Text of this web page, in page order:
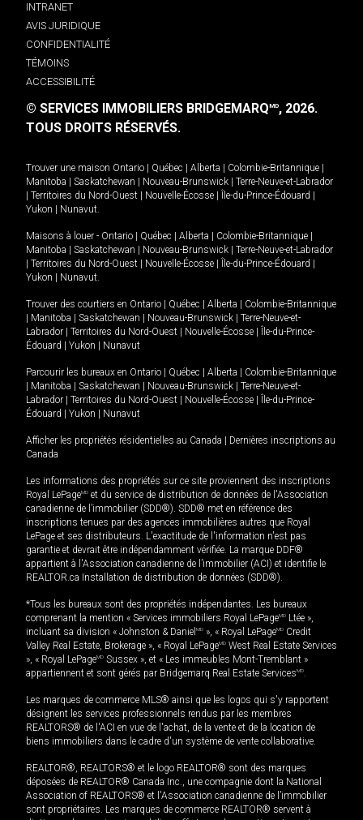
INTRANET
AVIS JURIDIQUE
CONFIDENTIALITÉ
TÉMOINS
ACCESSIBILITÉ
© SERVICES IMMOBILIERS BRIDGEMARQMD, 2026.
TOUS DROITS RÉSERVÉS.
Trouver une maison Ontario Québec Alberta Colombie-Britannique
Manitoba
Saskatchewan Nouveau-Brunswick
Terre-Neuve-et-Labrador
Territoires du Nord-Ouest Nouvelle-Écosse Île-du-Prince-Édouard
Yukon
Nunavut.
Maisons à louer - Ontario Québec Alberta Colombie-Britannique
Manitoba
Saskatchewan Nouveau-Brunswick
Terre-Neuve-et-Labrador
Territoires du Nord-Ouest Nouvelle-Écosse Île-du-Prince-Édouard
Yukon
Nunavut.
Trouver des courtiers en Ontario Québec Alberta
Colombie-Britannique
Manitoba Saskatchewan Nouveau-Brunswick
Terre-Neuve-et-
Labrador
Territoires du Nord-Ouest Nouvelle-Écosse
Île-du-Prince-
Édouard
Yukon Nunavut
Parcourir les bureaux en Ontario Québec Alberta
Colombie-Britannique
Manitoba Saskatchewan Nouveau-Brunswick
Terre-Neuve-et-
Labrador
Territoires du Nord-Ouest Nouvelle-Écosse
Île-du-Prince-
Édouard
Yukon Nunavut
Afficher les propriétés résidentielles au Canada
Dernières inscriptions au
Canada
Les informations des propriétés sur ce site proviennent des inscriptions
Royal LePageMD et du service de distribution de données de l'Association
canadienne de l’immobilier (SDD®). SDD® met en référence des
inscriptions tenues par des agences immobilières autres que Royal
LePage et ses distributeurs. L'exactitude de l'information n'est pas
garantie et devrait être indépendamment vérifiée. La marque DDF®
appartient à l'Association canadienne de l’immobilier (ACI) et identifie le
REALTOR.ca Installation de distribution de données (SDD®).
*Tous les bureaux sont des propriétés indépendantes. Les bureaux
comprenant la mention « Services immobiliers Royal LePageMD Ltée »,
incluant sa division « Johnston & Daniel MD », « Royal LePageMD Credit
Valley Real Estate, Brokerage », « Royal LePageMD West Real Estate Services
», « Royal LePageMD Sussex », et « Les immeubles Mont-Tremblant »
appartiennent et sont gérés par Bridgemarq Real Estate ServicesMD.
Les marques de commerce MLS® ainsi que les logos qui s'y rapportent
désignent les services professionnels rendus par les membres
REALTORS® de l'ACI en vue de l'achat, de la vente et de la location de
biens immobiliers dans le cadre d'un système de vente collaborative.
REALTOR®, REALTORS® et le logo REALTOR® sont des marques
déposées de REALTOR® Canada Inc., une compagnie dont la National
Association of REALTORS® et l'Association canadienne de l’immobilier
sont propriétaires. Les marques de commerce REALTOR® servent à